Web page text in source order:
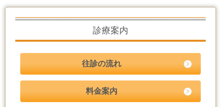
診療案内
往診の流れ
料金案内